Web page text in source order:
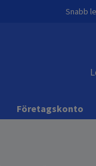
Snabb
Företagskonto